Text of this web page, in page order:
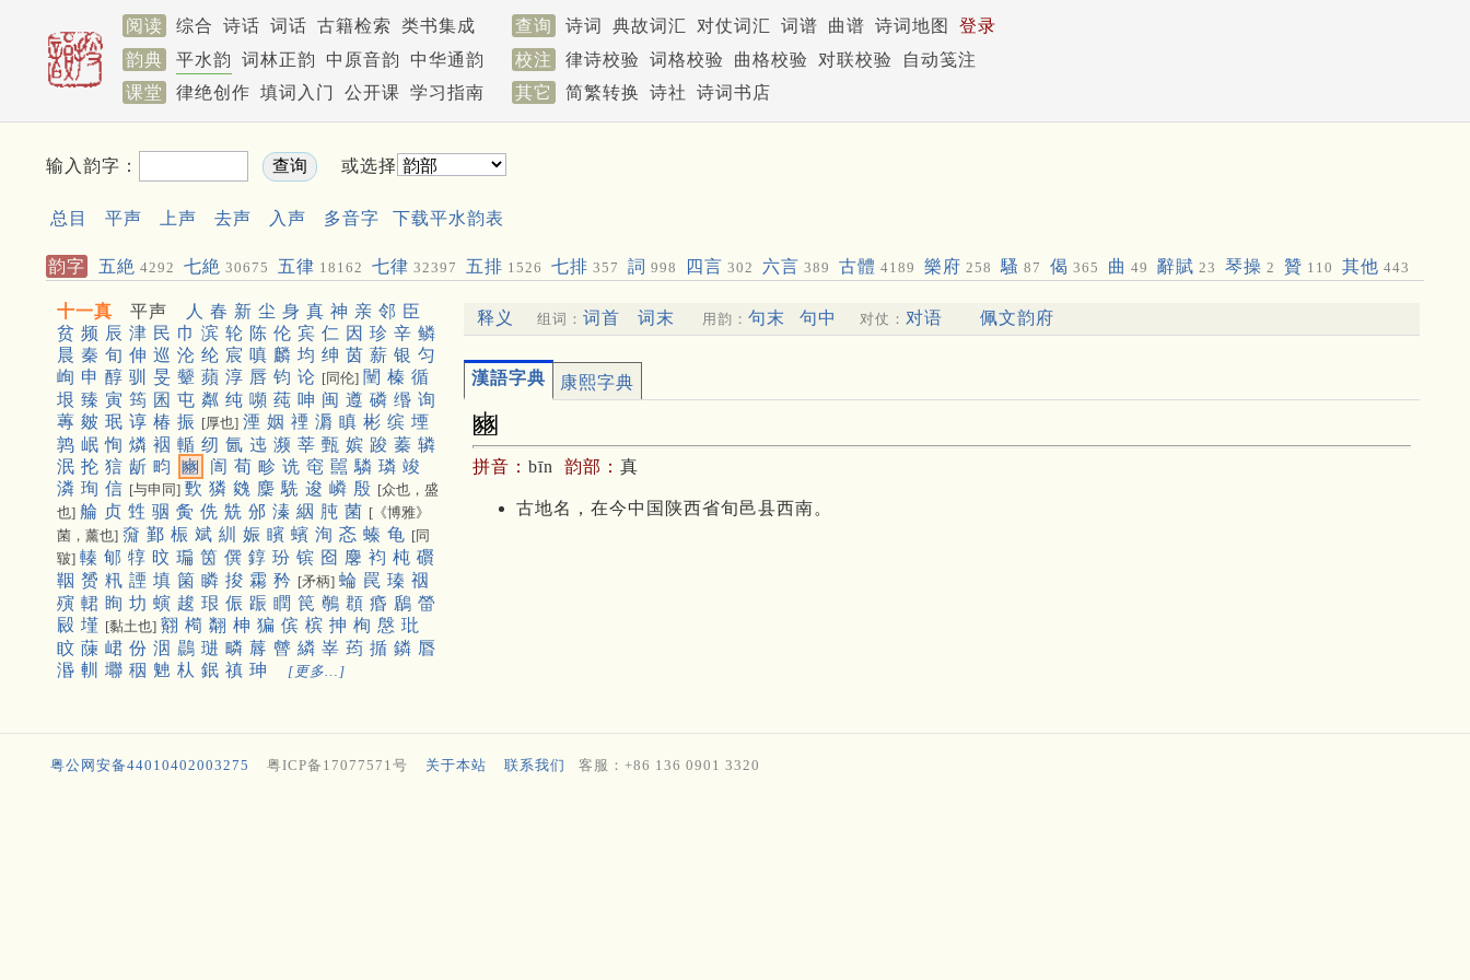
阅读 综合 诗话 词话 古籍检索 类书集成 查询 诗词 典故词汇 对仗词汇 词谱 曲谱 诗词地图
登录
韵典
平水韵 词林正韵 中原音韵 中华通韵 校注 律诗校验 词格校验 曲格校验 对联校验
自动笺注
课堂
律绝创作 填词入门 公开课 学习指南 其它 简繁转换 诗社 诗词书店
输入韵字： 或选择
总目 平声 上声 去声 入声 多音字 下载平水韵表
韵字 五絶 4292 七絶 30675 五律 18162 七律 32397 五排 1526 七排 357 詞 998 四言 302 六言 389 古體 4189 樂府 258 騷 87 偈 365 曲 49 辭賦 23 琴操 2 贊 110 其他 443
十一真 平声 人 春 新 尘 身 真 神 亲 邻 臣
贫 频 辰 津 民 巾 滨 轮 陈 伦 宾 仁 因 珍 辛 鳞
晨 秦 旬 伸 巡 沦 纶 宸 嗔 麟 均 绅 茵 薪 银 匀
峋 申 醇 驯 旻 颦 蘋 淳 唇 钧 论 [同伦] 闉 榛 循
垠 臻 寅 筠 囷 屯 粼 纯 嚬 莼 呻 闽 遵 磷 缗 询
蓴 皴 珉 谆 椿 振 [厚也] 湮 姻 禋 漘 瞋 彬 缤 堙
鹑 岷 恂 燐 裀 輴 纫 氤 迍 濒 莘 甄 嫔 踆 蓁 辚
泯 抡 狺 龂 畇 豳 訚 荀 畛 诜 窀 嚚 驎 璘 竣
潾 珣 信 [与申同] 歅 獜 㕙 麇 駪 逡 嶙 殷 [众也，盛
也] 䑳 贞 甡 骃 夤 侁 兟 邠 溱 絪 肫 菌 [《博雅》
菌，薰也] 奫 鄞 桭 斌 紃 娠 矉 蠙 洵 忞 螓 龟 [同
皲] 轃 郇 犉 旼 㻞 筃 僎 錞 玢 镔 囵 麐 袀 杶 礥
鞇 赟 籸 諲 填 箘 瞵 捘 霦 矜 [矛柄] 蜦 罠 瑧 䄄
殥 輑 眴 㘦 螾 䞭 珢 侲 䟴 瞤 笢 鷷 頵 痻 鶞 㽦
㲀 墐 [黏土也] 䎙 橁 翷 柛 猵 傧 槟 抻 栒 慇 玭
盿 蔯 峮 份 洇 鷐 琎 疄 䔚 䖜 繗 峷 荺 揗 鏻 㫳
湣 䡅 壣 秵 䰠 朲 鈱 禛 珅 [更多…]
释义 组词： 词首 词末 用韵： 句末 句中 对仗： 对语 佩文韵府
漢語字典 康熙字典
豳
拼音： bīn 韵部： 真
古地名，在今中国陕西省旬邑县西南。
粤公网安备44010402003275 粤ICP备17077571号 关于本站 联系我们 客服：+86 136 0901 3320